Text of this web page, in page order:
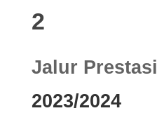
2
Jalur Prestasi
2023/2024